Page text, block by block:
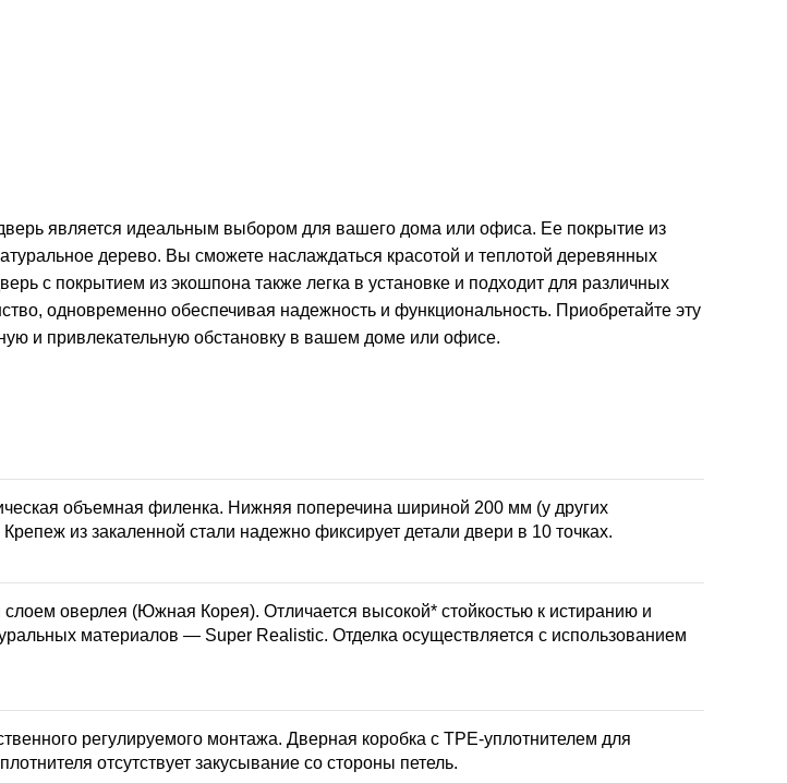
является идеальным выбором для вашего дома или офиса. Ее покрытие из
дерево. Вы сможете наслаждаться красотой и теплотой деревянных
с покрытием из экошпона также легка в установке и подходит для различных
одновременно обеспечивая надежность и функциональность. Приобретайте эту
и привлекательную обстановку в вашем доме или офисе.
объемная филенка. Нижняя поперечина шириной 200 мм (у других
из закаленной стали надежно фиксирует детали двери в 10 точках.
оверлея (Южная Корея). Отличается высокой* стойкостью к истиранию и
материалов — Super Realistic. Отделка осуществляется с использованием
регулируемого монтажа. Дверная коробка с TPE-уплотнителем для
отсутствует закусывание со стороны петель.